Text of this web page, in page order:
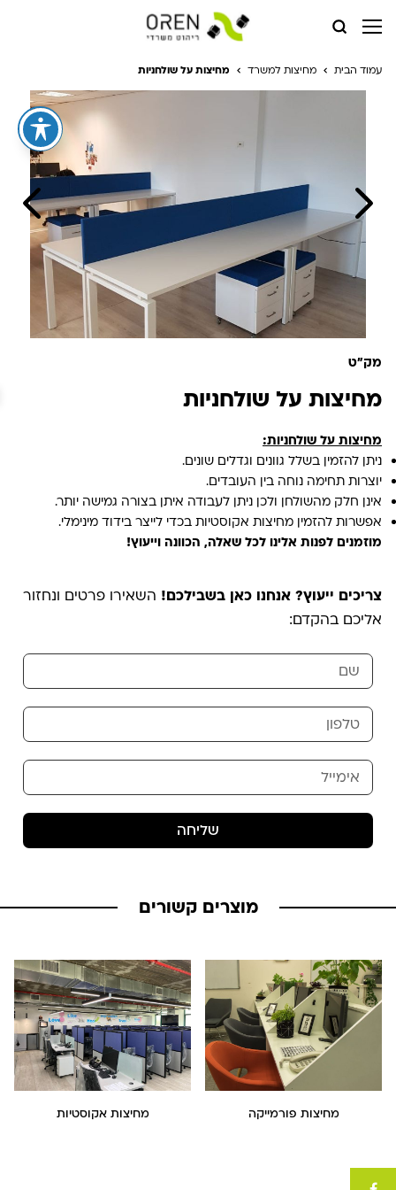
עמוד הבית מחיצות למשרד מחיצות על שולחניות
מק"ט
מחיצות על שולחניות
מחיצות על שולחניות:
ניתן להזמין בשלל גוונים וגדלים שונים.
יוצרות תחימה נוחה בין העובדים.
אינן חלק מהשולחן ולכן ניתן לעבודה איתן בצורה גמישה יותר.
אפשרות להזמין מחיצות אקוסטיות בכדי לייצר בידוד מינימלי.
מוזמנים לפנות אלינו לכל שאלה, הכוונה וייעוץ!
צריכים ייעוץ? אנחנו כאן בשבילכם! השאירו פרטים ונחזור
אליכם בהקדם:
שליחה
מוצרים קשורים
מחיצות פורמייקה מחיצות אקוסטיות